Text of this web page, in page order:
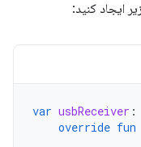
ایجاد کنید:
var usbReceiver :
override fun